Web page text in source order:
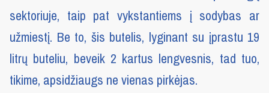
sektoriuje, taip pat vykstantiems į sodybas ar
užmiestį. Be to, šis butelis, lyginant su įprastu 19
litrų buteliu, beveik 2 kartus lengvesnis, tad tuo,
tikime, apsidžiaugs ne vienas pirkėjas.